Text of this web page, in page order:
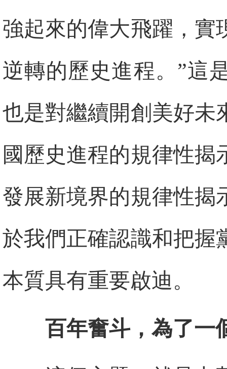
強起來的偉大飛躍，實
逆轉的歷史進程。”這
也是對繼續開創美好未
國歷史進程的規律性揭
發展新境界的規律性揭
於我們正確認識和把握
本質具有重要啟迪。
百年奮斗，為了一